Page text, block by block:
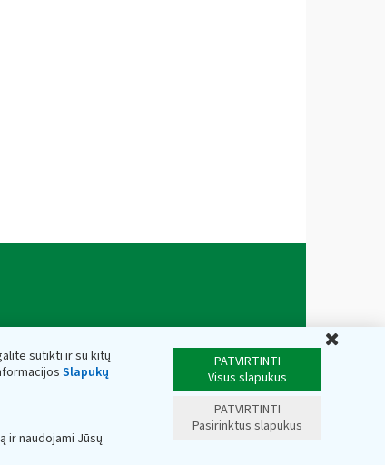
sutikti ir su kitų
Slapukų
ir naudojami Jūsų
PATVIRTINTI
Visus slapukus
PATVIRTINTI
Pasirinktus slapukus